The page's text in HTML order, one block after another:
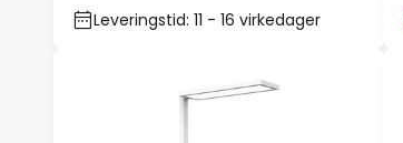
Leveringstid: 11 - 16 virkedager